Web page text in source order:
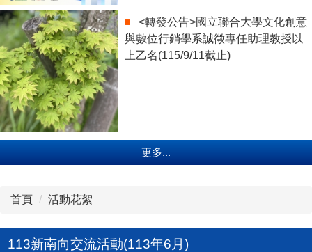
<轉發公告>國立聯合大學文化創意
與數位行銷學系誠徵專任助理教授以
上乙名(115/9/11截止)
更多...
首頁 活動花絮
113新南向交流活動(113年6月)